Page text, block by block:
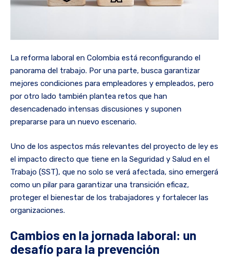
La reforma laboral en Colombia está reconfigurando el
panorama del trabajo. Por una parte, busca garantizar
mejores condiciones para empleadores y empleados, pero
por otro lado también plantea retos que han
desencadenado intensas discusiones y suponen
prepararse para un nuevo escenario.
Uno de los aspectos más relevantes del proyecto de ley es
el impacto directo que tiene en la Seguridad y Salud en el
Trabajo (SST), que no solo se verá afectada, sino emergerá
como un pilar para garantizar una transición eficaz,
proteger el bienestar de los trabajadores y fortalecer las
organizaciones.
Cambios en la jornada laboral: un
desafío para la prevención